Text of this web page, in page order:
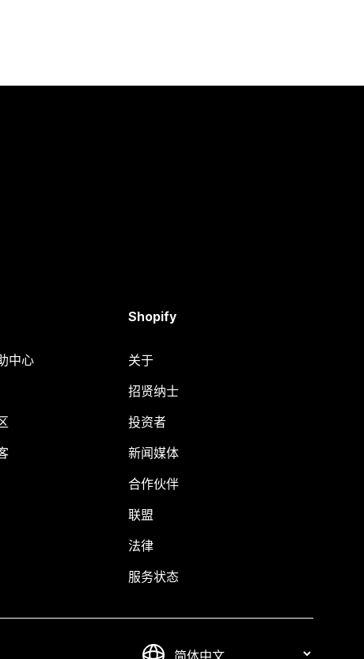
中心
Shopify
关于
招贤纳士
投资者
新闻媒体
合作伙伴
联盟
法律
服务状态